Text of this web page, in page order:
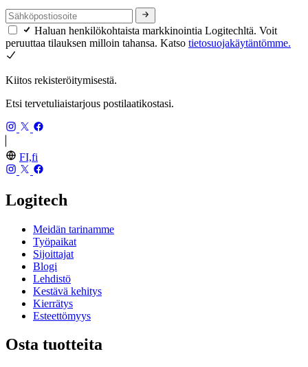
Haluan henkilökohtaista markkinointia Logitechltä. Voit
peruuttaa tilauksen milloin tahansa. Katso tietosuojakäytäntömme.
Kiitos rekisteröitymisestä.
Etsi tervetuliaistarjous postilaatikostasi.
FI,fi
Logitech
Meidän tarinamme
Työpaikat
Sijoittajat
Blogi
Lehdistö
Kestävä kehitys
Kierrätys
Esteettömyys
Osta tuotteita